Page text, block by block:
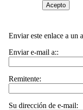
Acepto
Enviar este enlace a un
Enviar e-mail a::
Remitente:
Su dirección de e-mail: